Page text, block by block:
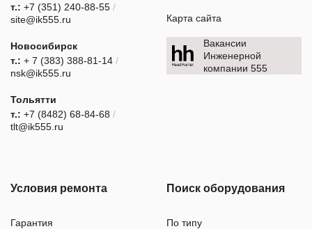
т.: +7 (351) 240-88-55 /
site@ik555.ru
Новосибирск
т.: + 7 (383) 388-81-14 /
nsk@ik555.ru
Тольятти
т.: +7 (8482) 68-84-68 /
tlt@ik555.ru
Карта сайта
Вакансии
Инженерной
компании 555
Условия ремонта
Гарантия
Поиск оборудования
По типу